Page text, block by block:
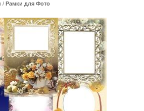
/ Рамки для Фото